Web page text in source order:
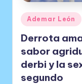
Publicado
en
Ademar León
Derrota
sabor
derbi y la
segundo